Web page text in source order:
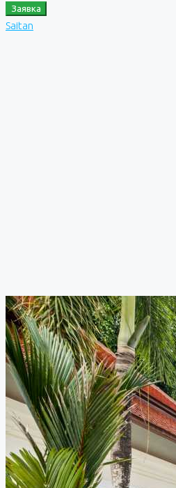
Заявка
Saitan